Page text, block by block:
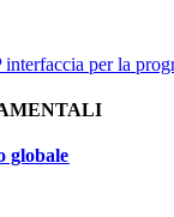
interfaccia per la
globale​​